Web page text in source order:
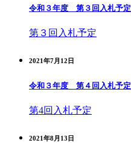
令和３年度 第３回入札予定
第３回入札予定
2021年7月12日
令和３年度 第４回入札予定
第4回入札予定
2021年8月13日